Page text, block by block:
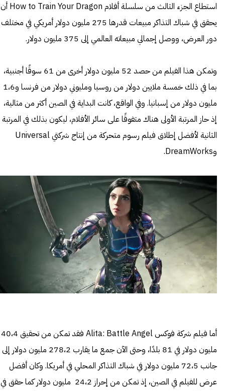
استطاع الجزء الثالث من سلسلة أفلام How to Train Your Dragon أن
يحقق في شباك التذاكر مبيعات قدرها 275 مليون دولار أمريكي في مختلف
دور العرض، ووصل إجمالي مبيعاته العالمي إلى 375 مليون دولار.
وتمكن هذا الفيلم من حصد 52 مليون دولار أخرى من 61 سوقًا أجنبية،
بما في ذلك خمسة ملايين دولار من روسيا ومليوني دولار من فرنسا و1،6
مليون دولار من إسبانيا. وفي الواقع، كانت البداية في الصين أكثر من مثالية،
إذ حاز المرتبة الأولى هناك متفوقًا على سائر الأفلام، ليكون بذلك في المرتبة
الثانية لأفضل إطلاق فيلم رسوم متحركة من إنتاج شركتي Universal
وDreamWorks.
أما فيلم شركة فوكس Alita: Battle Angel فقد تمكن من تحقيق 40،4
مليون دولار في 81 بلدًا، وحتى الآن جمع ما يقارب 278،2 مليون دولار إلى
جانب 72،5 مليون دولار في شباك التذاكر المحلي في أمريكا. وكان أفضل
عرض للفيلم في الصين، إذ تمكن من إحراز 24،2 مليون دولار كما حقق في